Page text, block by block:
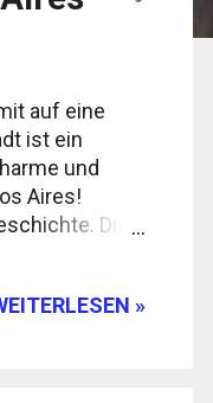
auf eine
ist ein
und
Aires!
Die
finden. In »